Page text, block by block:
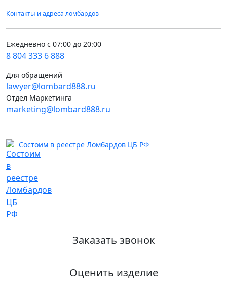
Контакты и адреса ломбардов
Ежедневно с 07:00 до 20:00
8 804 333 6 888
Для обращений
lawyer@lombard888.ru
Отдел Маркетинга
marketing@lombard888.ru
Состоим в реестре Ломбардов ЦБ РФ
Заказать звонок
Оценить изделие